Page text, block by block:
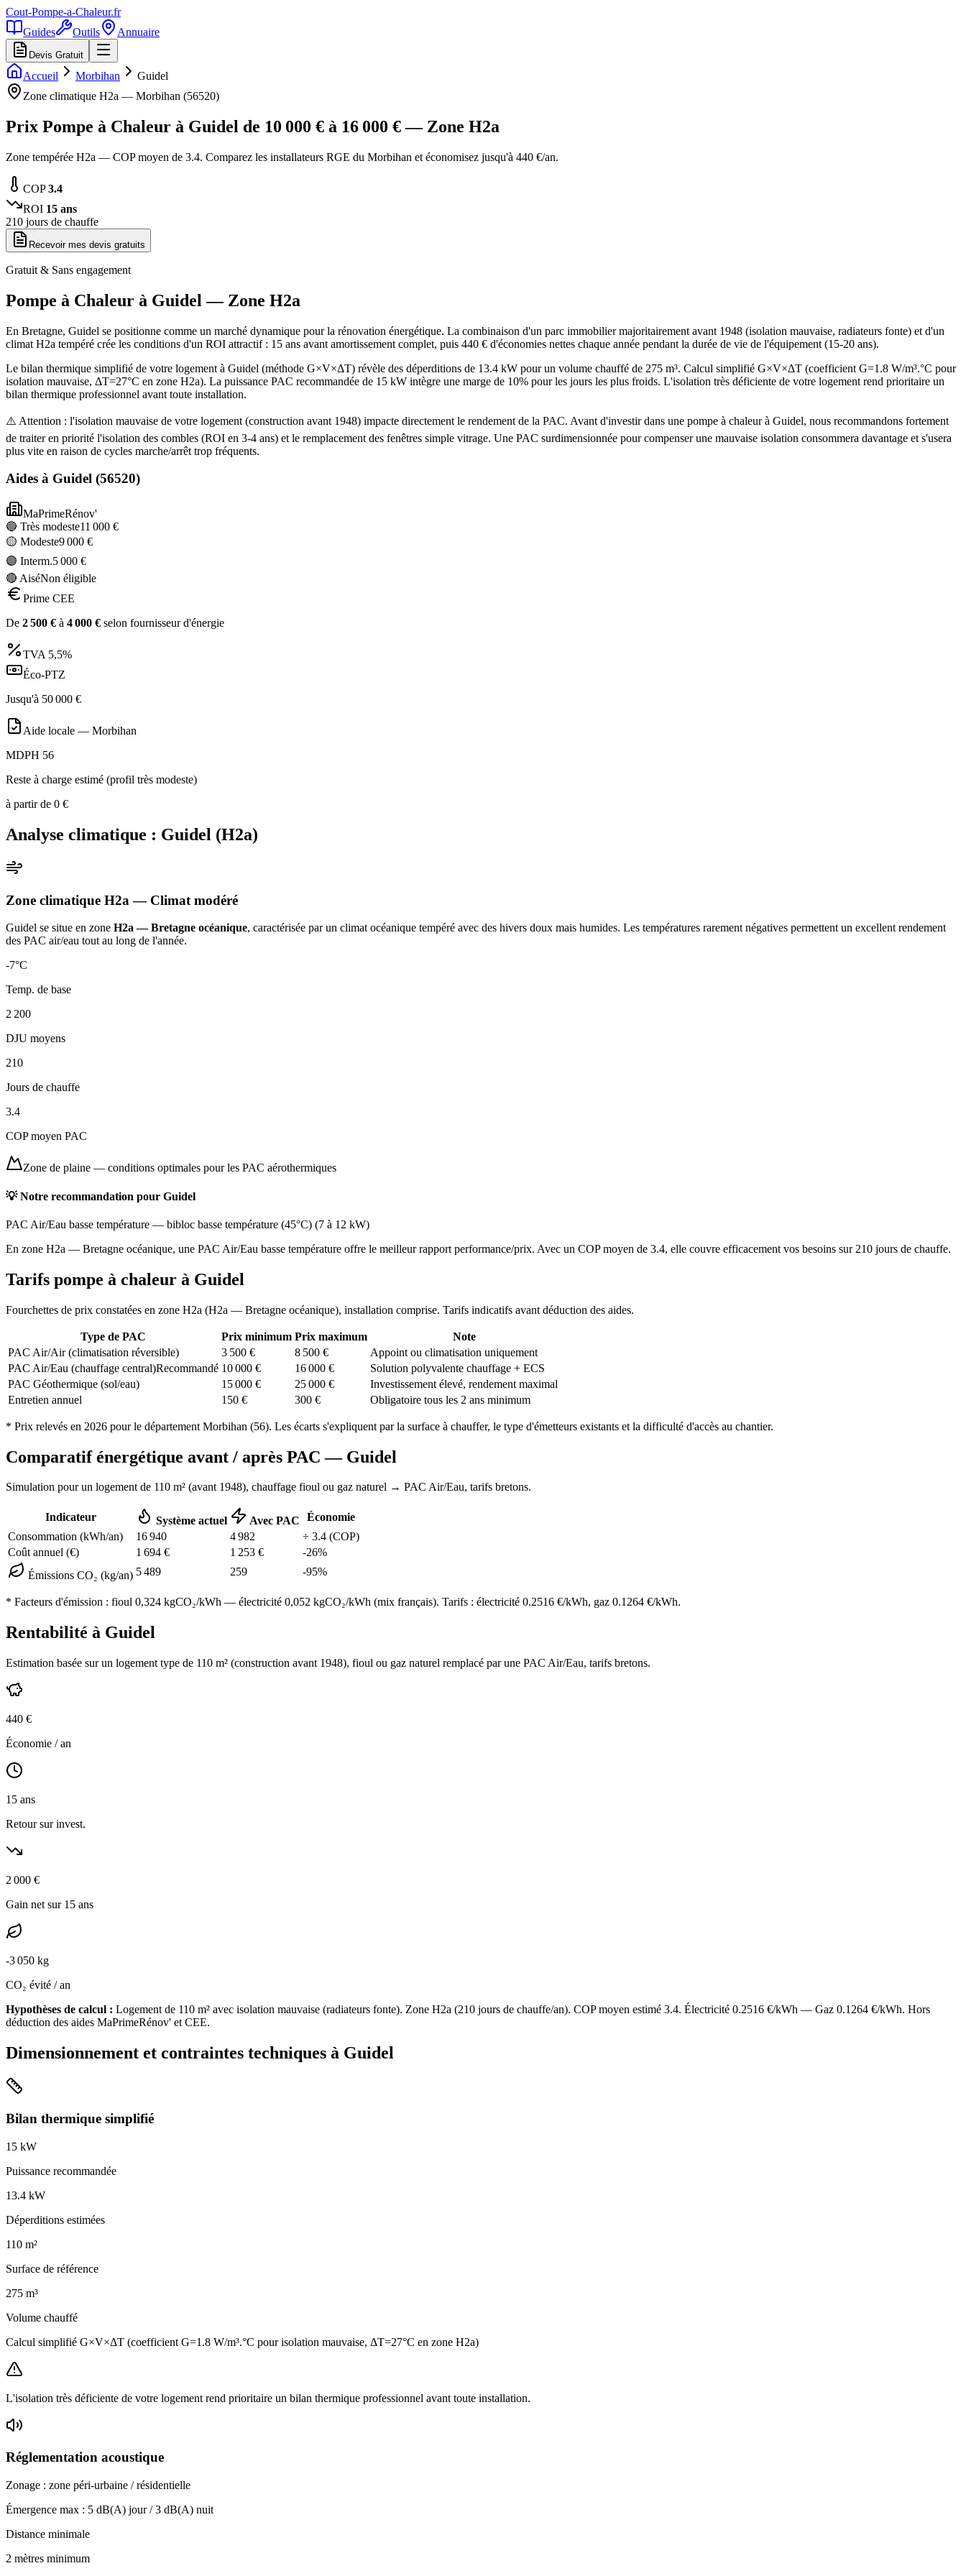
Cout-Pompe-a-Chaleur.fr
Guides
Outils Annuaire
Devis Gratuit
Accueil Morbihan
Guidel
Zone climatique H2a — Morbihan (56520)
Prix Pompe à Chaleur à Guidel de 10 000 € à 16 000 € — Zone H2a
Zone tempérée H2a — COP moyen de 3.4. Comparez les installateurs RGE du Morbihan et économisez jusqu'à 440 €/an.
COP3.4
ROI 15 ans
210 jours de chauffe
Recevoir mes devis gratuits
Gratuit & Sans engagement
Pompe à Chaleur à Guidel — Zone H2a
En Bretagne, Guidel se positionne comme un marché dynamique pour la rénovation énergétique. La combinaison d'un parc immobilier majoritairement avant 1948 (isolation mauvaise, radiateurs fonte) et d'un
climat H2a tempéré crée les conditions d'un ROI attractif : 15 ans avant amortissement complet, puis 440 € d'économies nettes chaque année pendant la durée de vie de l'équipement (15-20 ans).
Le bilan thermique simplifié de votre logement à Guidel (méthode G×V×ΔT) révèle des déperditions de 13.4 kW pour un volume chauffé de 275 m³. Calcul simplifié G×V×ΔT (coefficient G=1.8 W/m³.°C pour
isolation mauvaise, ΔT=27°C en zone H2a). La puissance PAC recommandée de 15 kW intègre une marge de 10% pour les jours les plus froids. L'isolation très déficiente de votre logement rend prioritaire un
bilan thermique professionnel avant toute installation.
⚠️ Attention : l'isolation mauvaise de votre logement (construction avant 1948) impacte directement le rendement de la PAC. Avant d'investir dans une pompe à chaleur à Guidel, nous recommandons fortement
de traiter en priorité l'isolation des combles (ROI en 3-4 ans) et le remplacement des fenêtres simple vitrage. Une PAC surdimensionnée pour compenser une mauvaise isolation consommera davantage et s'usera
plus vite en raison de cycles marche/arrêt trop fréquents.
Aides à Guidel (56520)
MaPrimeRénov'
🔵 Très modeste11 000 €
🟡 Modeste9 000 €
🟣 Interm.5 000 €
🔴 AiséNon éligible
Prime CEE
De 2 500 € à 4 000 € selon fournisseur d'énergie
TVA 5,5%
Éco-PTZ
Jusqu'à 50 000 €
Aide locale — Morbihan
MDPH 56
Reste à charge estimé (profil très modeste)
à partir de 0 €
Analyse climatique : Guidel (H2a)
Zone climatique H2a — Climat modéré
Guidel se situe en zone H2a — Bretagne océanique, caractérisée par un climat océanique tempéré avec des hivers doux mais humides. Les températures rarement négatives permettent un excellent rendement
des PAC air/eau tout au long de l'année.
-7°C
Temp. de base
2 200
DJU moyens
210
Jours de chauffe
3.4
COP moyen PAC
Zone de plaine — conditions optimales pour les PAC aérothermiques
💡 Notre recommandation pour Guidel
PAC Air/Eau basse température — bibloc basse température (45°C) (7 à 12 kW)
En zone H2a — Bretagne océanique, une PAC Air/Eau basse température offre le meilleur rapport performance/prix. Avec un COP moyen de 3.4, elle couvre efficacement vos besoins sur 210 jours de chauffe.
Tarifs pompe à chaleur à Guidel
Fourchettes de prix constatées en zone H2a (H2a — Bretagne océanique), installation comprise. Tarifs indicatifs avant déduction des aides.
Type de PAC Prix minimum Prix maximum
Note
PAC Air/Air (climatisation réversible)
3 500 € 8 500 €
Appoint ou climatisation uniquement
PAC Air/Eau (chauffage central)Recommandé 10 000 € 16 000 €
Solution polyvalente chauffage + ECS
PAC Géothermique (sol/eau)
15 000 € 25 000 €
Investissement élevé, rendement maximal
Entretien annuel
150 € 300 € Obligatoire tous les 2 ans minimum
* Prix relevés en 2026 pour le département Morbihan (56). Les écarts s'expliquent par la surface à chauffer, le type d'émetteurs existants et la difficulté d'accès au chantier.
Comparatif énergétique avant / après PAC — Guidel
Simulation pour un logement de 110 m² (avant 1948), chauffage fioul ou gaz naturel → PAC Air/Eau, tarifs bretons.
Indicateur Système actuel Avec PAC
Économie
Consommation (kWh/an)
16 940 4 982 ÷ 3.4 (COP)
Coût annuel (€)
1 694 € 1 253 € -26%
Émissions CO₂ (kg/an) 5 489 259 -95%
* Facteurs d'émission : fioul 0,324 kgCO₂/kWh — électricité 0,052 kgCO₂/kWh (mix français). Tarifs : électricité 0.2516 €/kWh, gaz 0.1264 €/kWh.
Rentabilité à Guidel
Estimation basée sur un logement type de 110 m² (construction avant 1948), fioul ou gaz naturel remplacé par une PAC Air/Eau, tarifs bretons.
440 €
Économie / an
15 ans
Retour sur invest.
2 000 €
Gain net sur 15 ans
-3 050 kg
CO₂ évité / an
Hypothèses de calcul : Logement de 110 m² avec isolation mauvaise (radiateurs fonte). Zone H2a (210 jours de chauffe/an). COP moyen estimé 3.4. Électricité 0.2516 €/kWh — Gaz 0.1264 €/kWh. Hors
déduction des aides MaPrimeRénov' et CEE.
Dimensionnement et contraintes techniques à Guidel
Bilan thermique simplifié
15 kW
Puissance recommandée
13.4 kW
Déperditions estimées
110 m²
Surface de référence
275 m³
Volume chauffé
Calcul simplifié G×V×ΔT (coefficient G=1.8 W/m³.°C pour isolation mauvaise, ΔT=27°C en zone H2a)
L'isolation très déficiente de votre logement rend prioritaire un bilan thermique professionnel avant toute installation.
Réglementation acoustique
Zonage : zone péri-urbaine / résidentielle
Émergence max : 5 dB(A) jour /3 dB(A) nuit
Distance minimale
2 mètres minimum